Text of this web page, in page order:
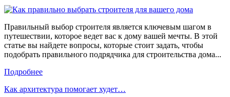
Правильный выбор строителя является ключевым шагом в
путешествии, которое ведет вас к дому вашей мечты. В этой
статье вы найдете вопросы, которые стоит задать, чтобы
подобрать правильного подрядчика для строительства дома...
Подробнее
Как архитектура помогает худет…